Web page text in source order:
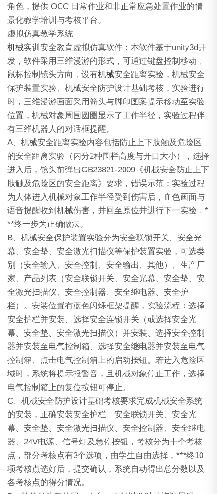
角色，提供 OCC 日常作业和非正常应急处置作业的情
景化教学培训与考核平台。
虚拟仿真教学系统
机械实训安全教育虚拟仿真软件：本软件基于unity3d开
发，软件采用三维漫游的形式，可通过键盘控制移动，
鼠标控制镜头方向，设有机械安全距离实验，机械安全
保护装置实验、机械安全防护设计基础考核，实验进行
时，三维漫游画面采用箭头与脚印图案提示移动至实验
位置，机械对象周围圆圈显示了工作半径，实验过程伴
有三维机器人的对话框提醒。
A、机械安全距离实验内容包括防止上下肢触及危险区
的安全距离实验（内分2种围栏高度与开口大小），选择
进入后，镜头前弹出GB23821-2009《机械安全防止上下
肢触及危险区的安全距离》要求，错误示范：实验过程
为人体进入机械对象工作半径受到伤害后，血色画面与
语音提醒收到机械伤害，并回至原位并进行下一实验，*
**终一步为正确做法。
B、机械安全保护装置实验分为安全联锁开关、安全光
幕、安全垫、安全激光扫描仪等保护装置实验，可选类
别（安全输入、安全控制、安全输出、其他）、生产厂
家、产品列表（安全联锁开关、安全光幕、安全垫、安
全激光扫描仪、安全控制器、安全继电器、安全护
栏）。安装位置有蓝色闪烁框架提醒，实验流程：选择
安全护栏并安装、选择安全连锁开关（或选择安全光
幕、安全垫、安全激光扫描仪）并安装、选择安全控制
器并安装至电气控制箱、选择安全继电器并安装至电气
控制箱、点击电气控制箱上的启动按钮。若进入危险区
域时，系统将提示报警音，且机械对象停止工作，选择
电气控制箱上的复位按钮可停止。
C、机械安全防护设计基础考核要求完成机械安全系统
的安装，正确安装安全护栏、安全联锁开关、安全光
幕、安全垫、安全激光扫描仪、安全控制器、安全继电
器、24V电源、信号灯及急停按钮，考核分为十个考核
点，部分考核点有3个选项，由学生自由选择，***终10
项考核点选好后，提交确认，系统自动得出总分数以及
各考核点的得分情况。